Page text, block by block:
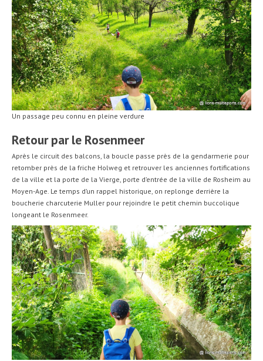
Un passage peu connu en pleine verdure
Retour par le Rosenmeer
Après le circuit des balcons, la boucle passe près de la gendarmerie pour
retomber près de la friche Holweg et retrouver les anciennes fortifications
de la ville et la porte de la Vierge, porte d’entrée de la ville de Rosheim au
Moyen-Age. Le temps d’un rappel historique, on replonge derrière la
boucherie charcuterie Muller pour rejoindre le petit chemin buccolique
longeant le Rosenmeer.